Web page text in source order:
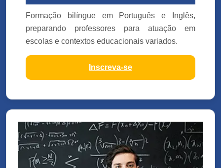
Formação bilíngue em Português e Inglês,
preparando professores para atuação em
escolas e contextos educacionais variados.
Inscreva-se